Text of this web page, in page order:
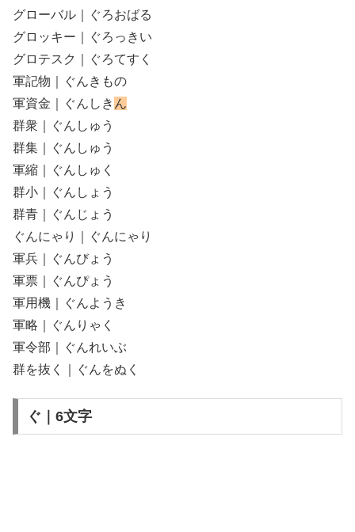
グローバル｜ぐろおばる
グロッキー｜ぐろっきい
グロテスク｜ぐろてすく
軍記物｜ぐんきもの
軍資金｜ぐんしき ん
群衆｜ぐんしゅう
群集｜ぐんしゅう
軍縮｜ぐんしゅく
群小｜ぐんしょう
群青｜ぐんじょう
ぐんにゃり｜ぐんにゃり
軍兵｜ぐんびょう
軍票｜ぐんぴょう
軍用機｜ぐんようき
軍略｜ぐんりゃく
軍令部｜ぐんれいぶ
群を抜く｜ぐんをぬく
ぐ｜6文字